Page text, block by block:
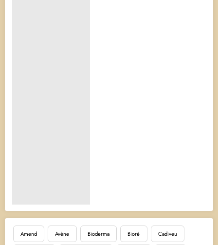
Amend Avène Bioderma Bioré Cadiveu